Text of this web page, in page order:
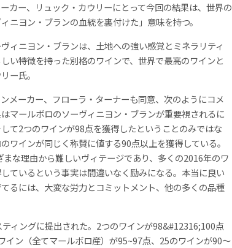
カー、リュック・カウリーにとって今回の結果は、世界の
ニヨン・ブランの血統を裏付けた」意味を持つ。
ィニヨン・ブランは、土地への強い感覚とミネラリティ
い特徴を持った別格のワインで、世界で最高のワインと
ー氏。
メーカー、フローラ・ターナーも同意、次のようにコメ
マールボロのソーヴィニヨン・ブランが重要視されるに
て2つのワインが98点を獲得したということのみではな
ワインが同じく称賛に値する90点以上を獲得している。
な理由から難しいヴィテージであり、多くの2016年のワ
ているという事実は間違いなく励みになる。本当に良い
るには、大変な労力とコミットメント、他の多くの品種
ィングに提出された。2つのワインが98&#12316;100点
イン（全てマールボロ産）が95~97点、25のワインが90～